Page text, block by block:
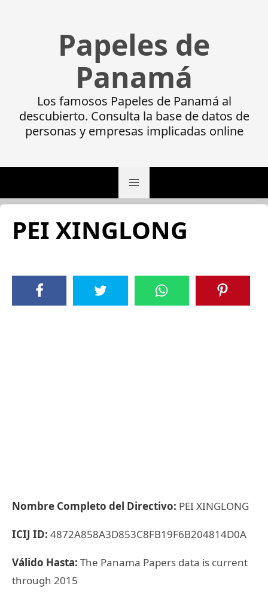
Papeles de
Panamá
Los famosos Papeles de Panamá al
descubierto. Consulta la base de datos de
personas y empresas implicadas online
PEI XINGLONG
Nombre Completo del Directivo: PEI XINGLONG
ICIJ ID: 4872A858A3D853C8FB19F6B204814D0A
Válido Hasta: The Panama Papers data is current
through 2015